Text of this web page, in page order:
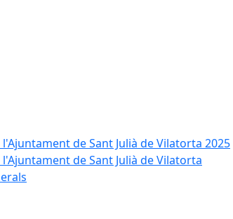
de Sant Julià de Vilatorta 2025
de Sant Julià de Vilatorta